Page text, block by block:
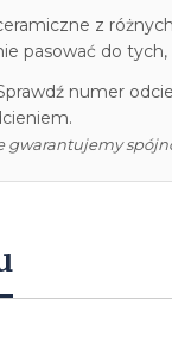
z
pasować do
numer
gwarantujemy